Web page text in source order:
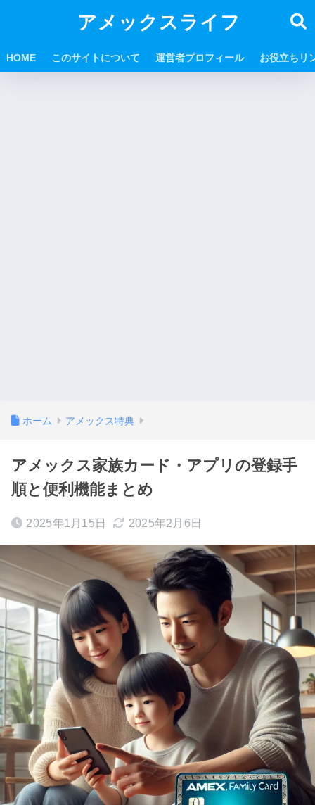
アメックスライフ
HOME このサイトについて 運営者プロフィール お役立ちリ
ホーム アメックス特典
アメックス家族カード・アプリの登録手
順と便利機能まとめ
2025年1月15日 2025年2月6日